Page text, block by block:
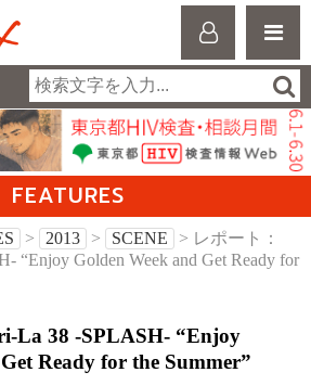
FEATURES
> 2013 > SCENE
> レポート：
“Enjoy Golden Week and Get Ready for
La 38 -SPLASH- “Enjoy
Ready for the Summer”